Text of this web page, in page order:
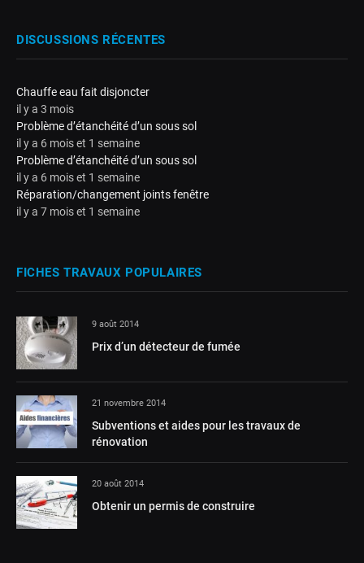
DISCUSSIONS RÉCENTES
Chauffe eau fait disjoncter
il y a 3 mois
Problème d’étanchéité d’un sous sol
il y a 6 mois et 1 semaine
Problème d’étanchéité d’un sous sol
il y a 6 mois et 1 semaine
Réparation/changement joints fenêtre
il y a 7 mois et 1 semaine
FICHES TRAVAUX POPULAIRES
9 août 2014
Prix d’un détecteur de fumée
21 novembre 2014
Subventions et aides pour les travaux de
rénovation
20 août 2014
Obtenir un permis de construire